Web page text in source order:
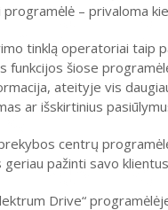
– privaloma
tinklą operatoriai
funkcijos šiose
ateityje vis
ar išskirtinius
centrų
geriau pažinti savo
Drive“